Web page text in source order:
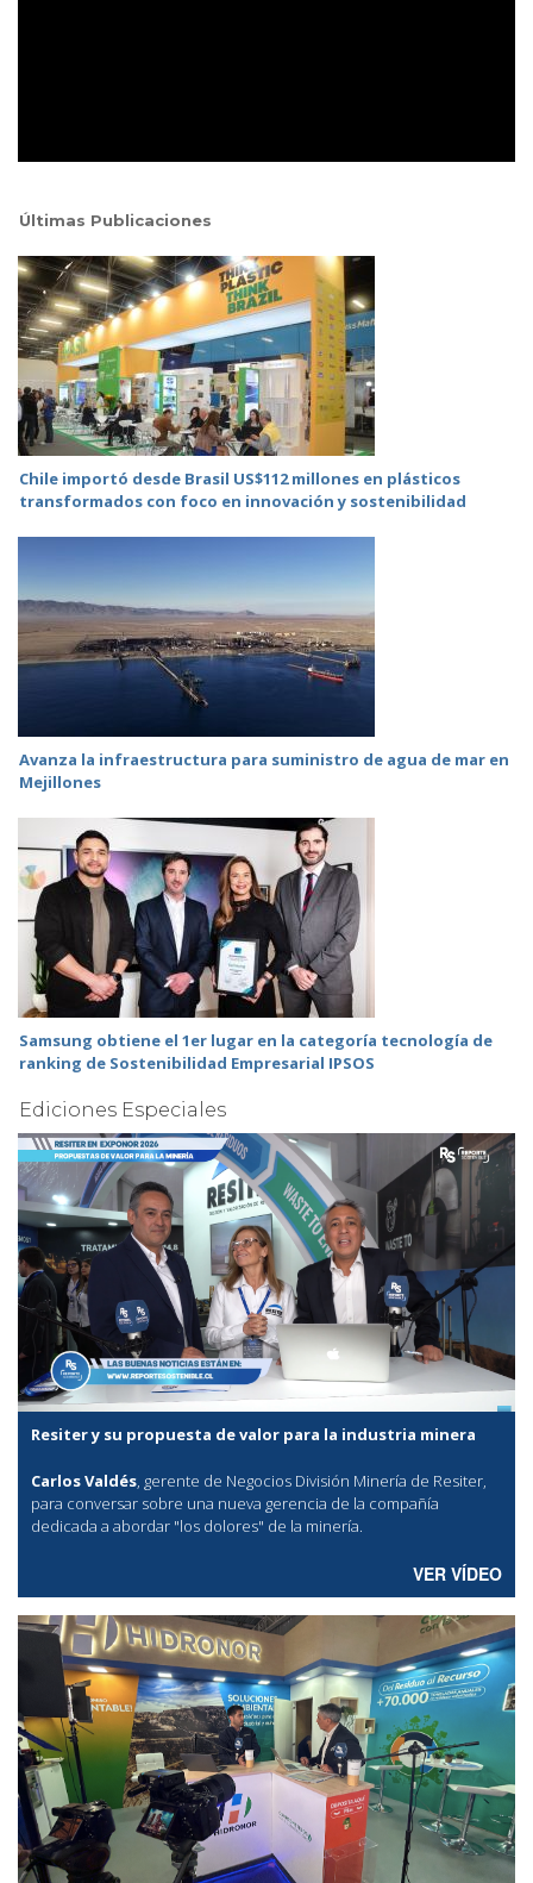
Últimas Publicaciones
Chile importó desde Brasil US$112 millones en plásticos
transformados con foco en innovación y sostenibilidad
Avanza la infraestructura para suministro de agua de mar en
Mejillones
Samsung obtiene el 1er lugar en la categoría tecnología de
ranking de Sostenibilidad Empresarial IPSOS
Ediciones Especiales
Resiter y su propuesta de valor para la industria minera
Carlos Valdés, gerente de Negocios División Minería de Resiter,
para conversar sobre una nueva gerencia de la compañía
dedicada a abordar "los dolores" de la minería.
VER VÍDEO